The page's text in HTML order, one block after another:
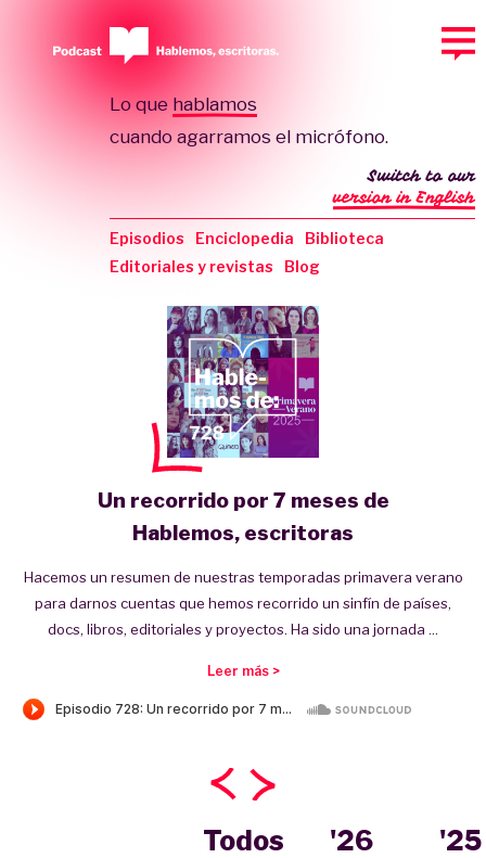
Lo que hablamos
cuando agarramos el micrófono.
Episodios Enciclopedia
Biblioteca
Editoriales y revistas
Blog
Switch to our
version in English
Un recorrido por 7 meses de
Hablemos, escritoras
Hacemos un resumen de nuestras temporadas primavera verano
para darnos cuentas que hemos recorrido un sinfín de países,
docs, libros, editoriales y proyectos. Ha sido una jornada ...
Leer más >
Todos '26 '25